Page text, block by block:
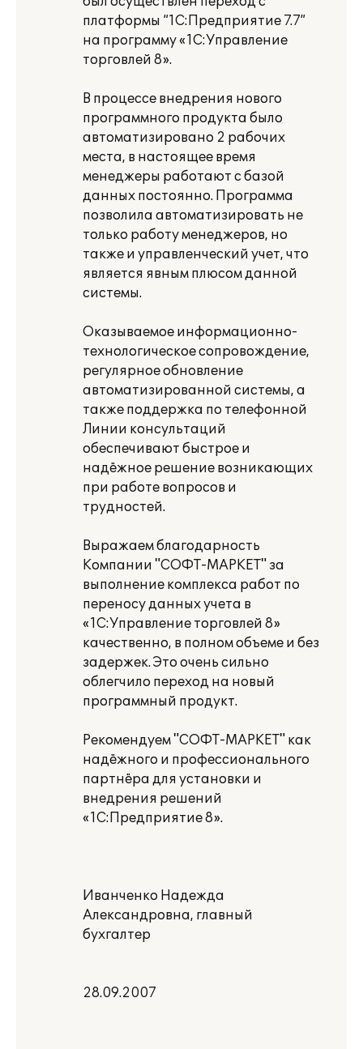
платформы “1С:Предприятие 7.7”
на программу «1С:Управление
торговлей 8».
В процессе внедрения нового
программного продукта было
автоматизировано 2 рабочих
места, в настоящее время
менеджеры работают с базой
данных постоянно. Программа
позволила автоматизировать не
только работу менеджеров, но
также и управленческий учет, что
является явным плюсом данной
системы.
Оказываемое информационно-
технологическое сопровождение,
регулярное обновление
автоматизированной системы, а
также поддержка по телефонной
Линии консультаций
обеспечивают быстрое и
надёжное решение возникающих
при работе вопросов и
трудностей.
Выражаем благодарность
Компании "СОФТ-МАРКЕТ" за
выполнение комплекса работ по
переносу данных учета в
«1С:Управление торговлей 8»
качественно, в полном объеме и без
задержек. Это очень сильно
облегчило переход на новый
программный продукт.
Рекомендуем "СОФТ-МАРКЕТ" как
надёжного и профессионального
партнёра для установки и
внедрения решений
«1С:Предприятие 8».
Иванченко Надежда
Александровна, главный
бухгалтер
28.09.2007